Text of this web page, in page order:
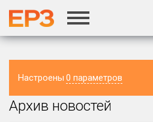
Настроены 0 параметров
Регион
Архив новостей